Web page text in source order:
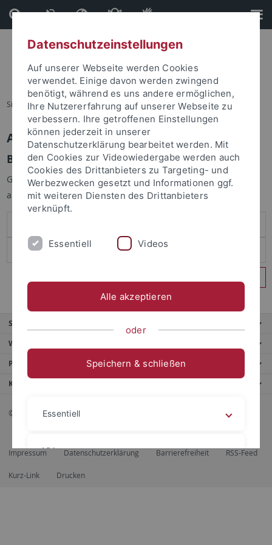
Direkt
zum
Inhalt
Direkt
zur
Fußleiste
Sie sind hier: Startseite
Anmelden
Benutzeranmeldung
Geben Sie Ihren Benutzernamen und Ihr Passwort an um sich
anzumelden:
Service
Weitere Angebote
Portale
Kontaktinfo
© 2026 Eberhard Karls Universität Tübingen, Tübingen
Impressum Datenschutzerklärung Barrierefreiheit RSS-Feed
Kurz-Link Drucken
Datenschutzeinstellungen
Auf unserer Webseite werden Cookies
verwendet. Einige davon werden zwingend
benötigt, während es uns andere ermöglichen,
Ihre Nutzererfahrung auf unserer Webseite zu
verbessern. Ihre getroffenen Einstellungen
können jederzeit in unserer
Datenschutzerklärung bearbeitet werden. Mit
den Cookies zur Videowiedergabe werden auch
Cookies des Drittanbieters zu Targeting- und
Werbezwecken gesetzt und Informationen ggf.
mit weiteren Diensten des Drittanbieters
verknüpft.
Essentiell Videos
Alle akzeptieren
oder
Speichern & schließen
Essentiell
Videos